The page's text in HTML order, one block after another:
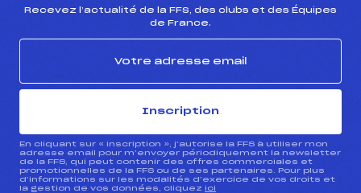
Recevez l’actualité de la FFS, des clubs et des Équipes
de France.
Inscription
En cliquant sur « inscription », j’autorise la FFS à utiliser mon
adresse email pour m’envoyer périodiquement la newsletter
de la FFS, qui peut contenir des offres commerciales et
promotionnelles de la FFS ou de ses partenaires. Pour plus
d’informations sur les modalités d’exercice de vos droits et
la gestion de vos données, cliquez ici